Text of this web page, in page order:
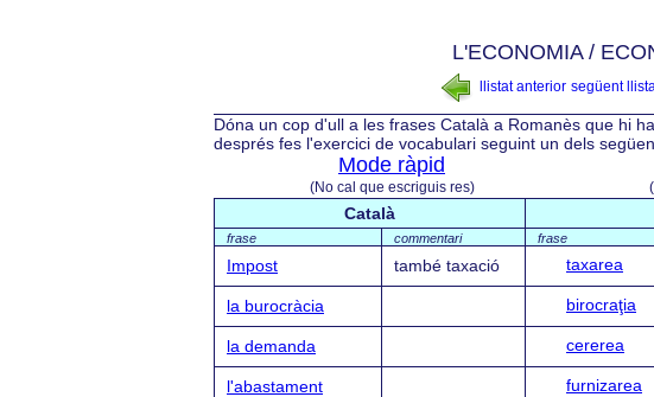
L'ECONOMIA /
llistat anterior següent
Dóna un cop d'ull a les frases Català a Romanès que hi
després fes l'exercici de vocabulari seguint un dels
Mode ràpid
(No cal que escriguis res)
Català
frase commentari frase
Impost també taxació taxarea
la burocràcia birocraţia
la demanda cererea
l'abastament furnizarea